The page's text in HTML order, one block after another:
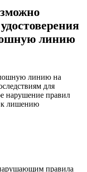
линию
линию на
для
нарушение правил
к лишению
правила